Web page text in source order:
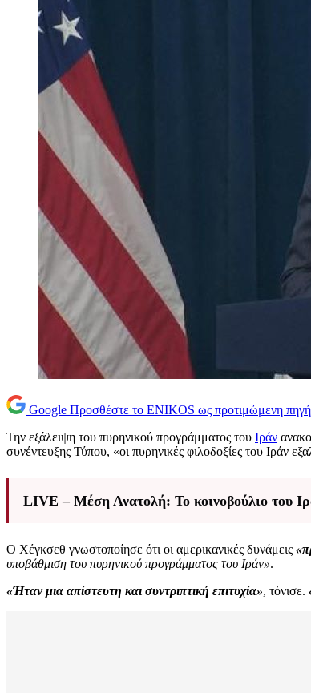
Google Προσθέστε το ENIKOS ως προτιμώμενη
Την εξάλειψη του πυρηνικού προγράμματος του Ιράν
συνέντευξης Τύπου, «οι πυρηνικές φιλοδοξίες του Ιράν
LIVE – Μέση Ανατολή: Το κοινοβούλιο του
Ο Χέγκσεθ γνωστοποίησε ότι οι αμερικανικές δυνάμεις
υποβάθμιση του πυρηνικού προγράμματος του Ιράν».
«Ήταν μια απίστευτη και συντριπτική επιτυχία», τόνισε.